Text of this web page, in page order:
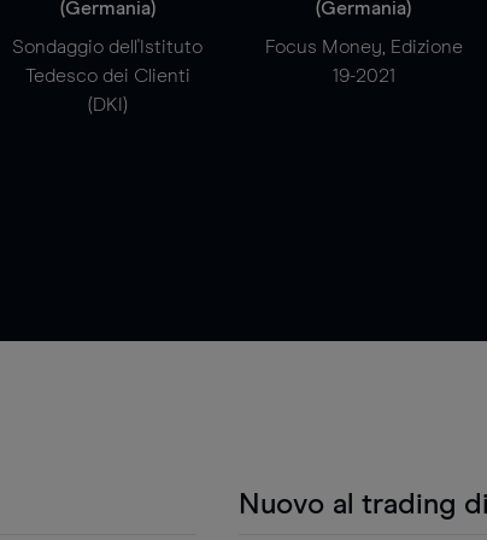
(Germania)
Sondaggio dell'Istituto
Tedesco dei Clienti
(DKI)
(Germania)
Focus Money, Edizione
19-2021
Nuovo al trading